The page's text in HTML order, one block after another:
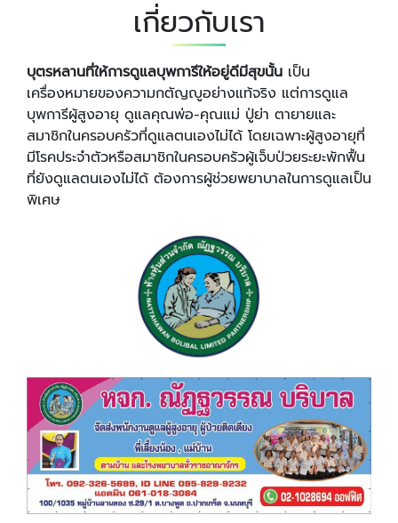
เกี่ยวกับเรา
บุตรหลานที่ให้การดูแลบุพการีให้อยู่ดีมีสุขนั้น เป็น
เครื่องหมายของความกตัญญูอย่างแท้จริง แต่การดูแล
บุพการีผู้สูงอายุ ดูแลคุณพ่อ-คุณแม่ ปู่ย่า ตายายและ
สมาชิกในครอบครัวที่ดูแลตนเองไม่ได้ โดยเฉพาะผู้สูงอายุที่
มีโรคประจำตัวหรือสมาชิกในครอบครัวผู้เจ็บป่วยระยะพักฟื้น
ที่ยังดูแลตนเองไม่ได้ ต้องการผู้ช่วยพยาบาลในการดูแลเป็น
พิเศษ